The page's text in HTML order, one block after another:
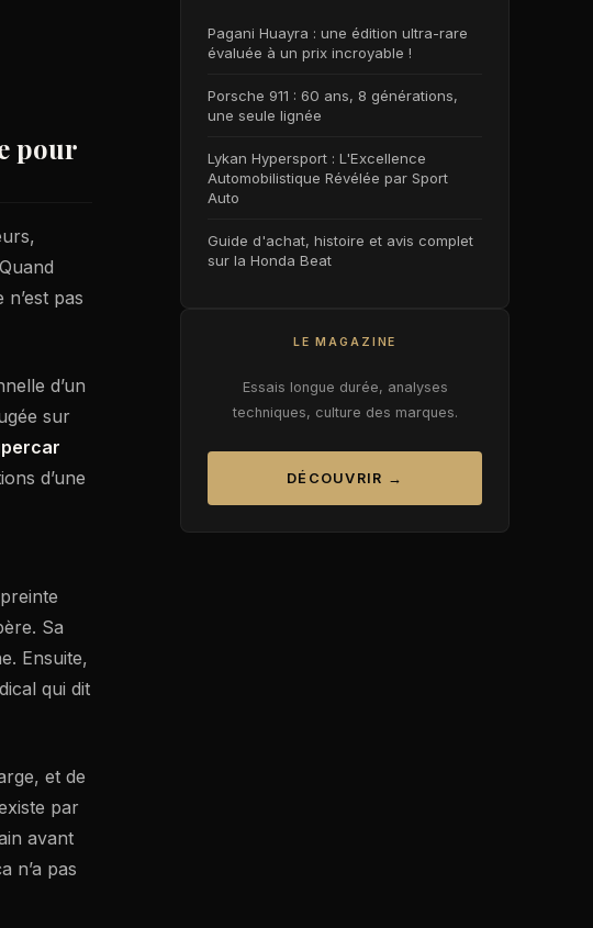
pour
n’est pas
d’un
sur
d’une
Sa
Ensuite,
qui dit
et de
par
avant
n’a pas
Pagani Huayra : une édition ultra-rare
évaluée à un prix incroyable !
Porsche 911 : 60 ans, 8 générations,
une seule lignée
Lykan Hypersport : L'Excellence
Automobilistique Révélée par Sport
Auto
Guide d'achat, histoire et avis complet
sur la Honda Beat
LE MAGAZINE
Essais longue durée, analyses
techniques, culture des marques.
DÉCOUVRIR →